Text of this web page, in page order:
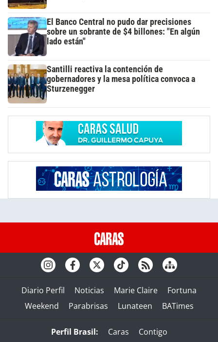
El Banco Central no pudo dar precisiones
sobre un sobrante de $4 billones: "En algún
lado están"
Santilli reactiva la contención de
gobernadores y la mesa política convoca a
Sturzenegger
Diario Perfil Noticias Marie Claire
Fortuna
Weekend
Parabrisas Lunateen BATimes
Perfil Brasil: Caras Contigo